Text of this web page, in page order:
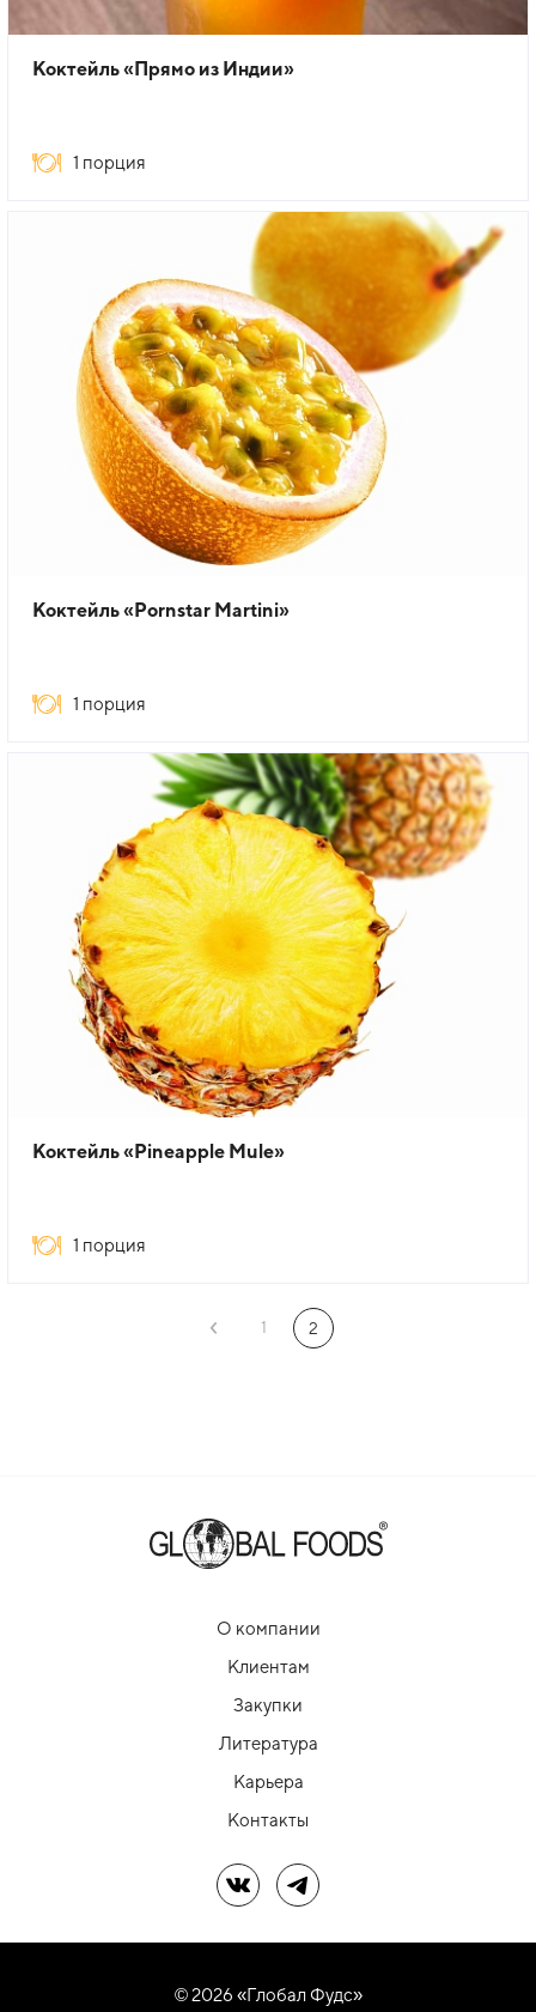
Коктейль «Прямо из Индии»
1 порция
Коктейль «Pornstar Martini»
1 порция
Коктейль «Pineapple Mule»
1 порция
1 2
О компании
Клиентам
Закупки
Литература
Карьера
Контакты
Мы в ВКМы в Telegram
© 2026 «Глобал Фудс»